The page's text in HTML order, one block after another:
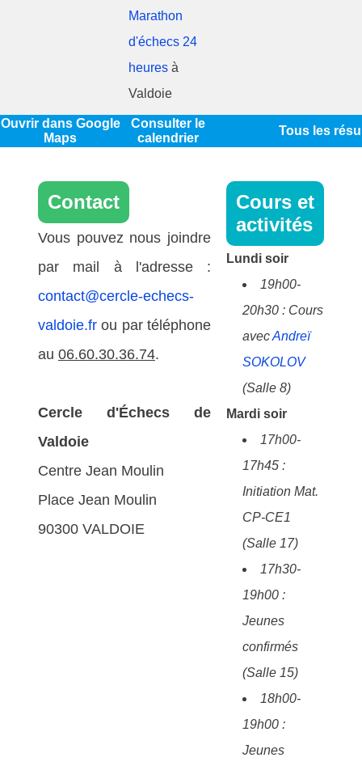
Marathon
d'échecs 24
heures à
Valdoie
Ouvrir dans Google
Maps
Consulter le
calendrier
Tous les
Contact
Vous pouvez nous joindre
par mail à l'adresse :
contact@cercle-echecs-
valdoie.fr ou par téléphone
au 06.60.30.36.74.
Cercle d'Échecs de
Valdoie
Centre Jean Moulin
Place Jean Moulin
90300 VALDOIE
Cours et
activités
Lundi soir
19h00-
20h30 : Cours
avecAndreï
SOKOLOV
(Salle 8)
Mardi soir
17h00-
17h45 :
Initiation Mat.
CP-CE1
(Salle 17)
17h30-
19h00 :
Jeunes
confirmés
(Salle 15)
18h00-
19h00 :
Jeunes